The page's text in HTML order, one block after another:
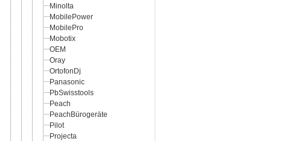
Minolta
MobilePower
MobilePro
Mobotix
OEM
Oray
OrtofonDj
Panasonic
PbSwisstools
Peach
PeachBürogeräte
Pilot
Projecta